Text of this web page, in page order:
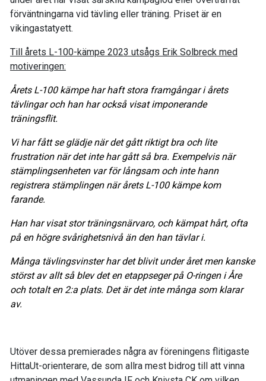
förväntningarna vid tävling eller träning. Priset är en
vikingastatyett.
Till årets L-100-kämpe 2023 utsågs Erik Solbreck med
motiveringen:
Årets L-100 kämpe har haft stora framgångar i årets
tävlingar och han har också visat imponerande
träningsflit.
Vi har fått se glädje när det gått riktigt bra och lite
frustration när det inte har gått så bra. Exempelvis när
stämplingsenheten var för långsam och inte hann
registrera stämplingen när årets L-100 kämpe kom
farande.
Han har visat stor träningsnärvaro, och kämpat hårt, ofta
på en högre svårighetsnivå än den han tävlar i.
Många tävlingsvinster har det blivit under året men kanske
störst av allt så blev det en etappseger på O-ringen i Åre
och totalt en 2:a plats. Det är det inte många som klarar
av.
Utöver dessa premierades några av föreningens flitigaste
HittaUt-orienterare, de som allra mest bidrog till att vinna